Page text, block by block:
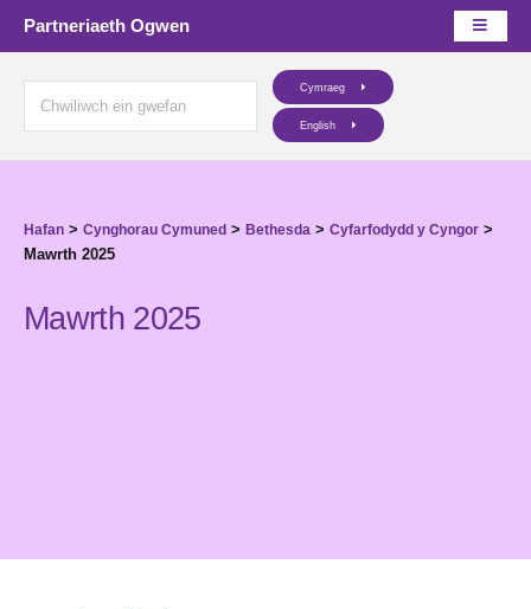
Partneriaeth Ogwen
Cymraeg
English
Hafan > Cynghorau Cymuned > Bethesda > Cyfarfodydd y Cyngor >
Mawrth 2025
Mawrth 2025